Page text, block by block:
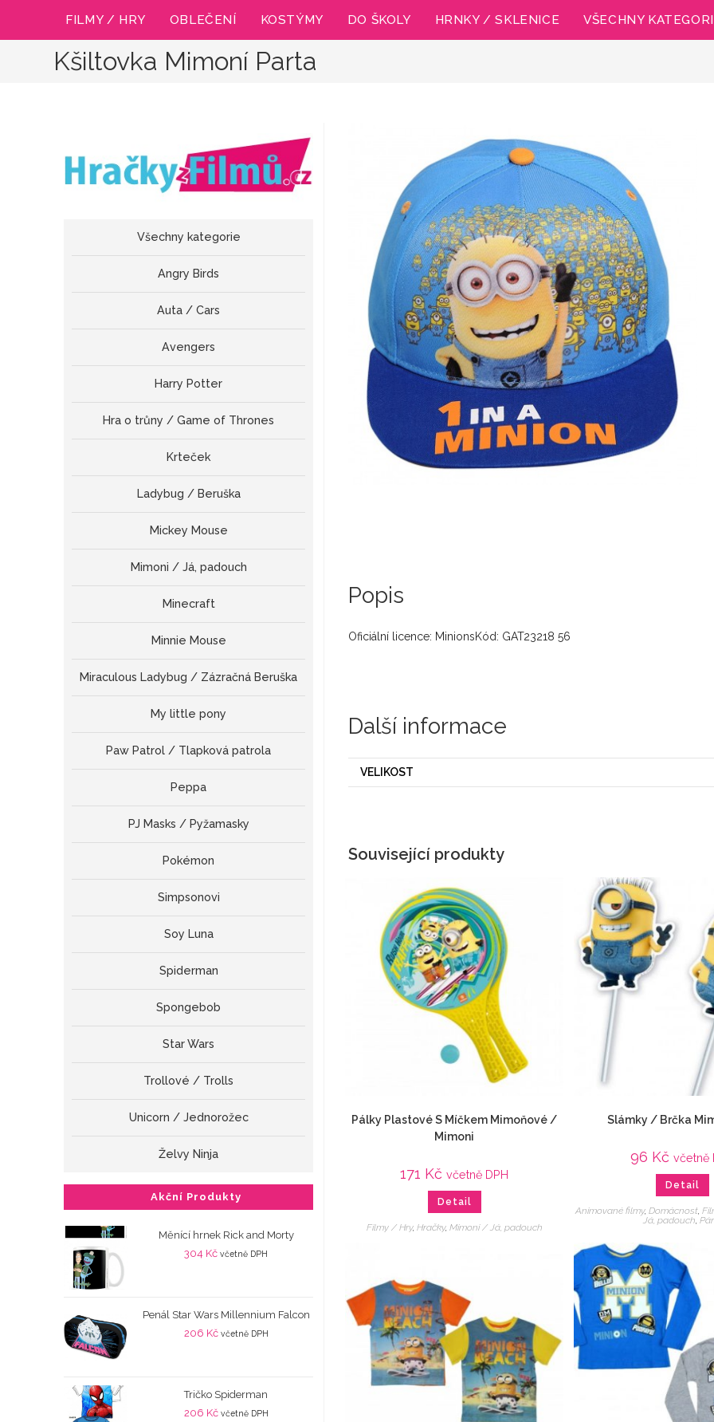
FILMY / HRY OBLEČENÍ KOSTÝMY DO ŠKOLY HRNKY / SKLENICE VŠECHNY
Kšiltovka Mimoní Parta
Popis
Oficiální licence: MinionsKód: GAT23218 56
Další informace
VELIKOST
Související produkty
Pálky Plastové S Míčkem Mimoňové /
Mimoni
171 Kč včetně DPH
Detail
Filmy / Hry, Hračky, Mimoni / Já, padouch
Slámky / Brčka
96 Kč včetně
Detail
Animované filmy, Domácnost,
Já, padouch,
Všechny kategorie
Angry Birds
Auta / Cars
Avengers
Harry Potter
Hra o trůny / Game of Thrones
Krteček
Ladybug / Beruška
Mickey Mouse
Mimoni / Já, padouch
Minecraft
Minnie Mouse
Miraculous Ladybug / Zázračná Beruška
My little pony
Paw Patrol / Tlapková patrola
Peppa
PJ Masks / Pyžamasky
Pokémon
Simpsonovi
Soy Luna
Spiderman
Spongebob
Star Wars
Trollové / Trolls
Unicorn / Jednorožec
Želvy Ninja
Akční Produkty
Měnící hrnek Rick and Morty
304 Kč včetně DPH
Penál Star Wars Millennium Falcon
206 Kč včetně DPH
Tričko Spiderman
206 Kč včetně DPH